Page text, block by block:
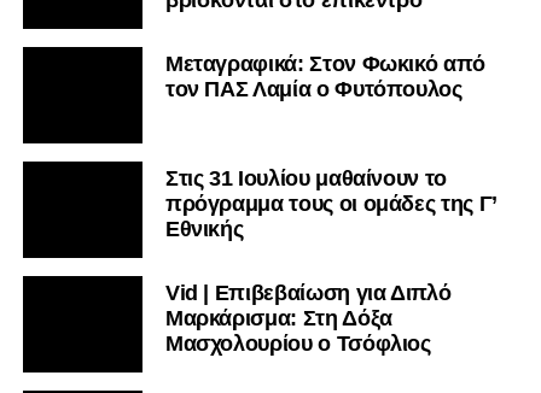
Μεταγραφικά: Στον Φωκικό από
τον ΠΑΣ Λαμία ο Φυτόπουλος
Στις 31 Ιουλίου μαθαίνουν το
πρόγραμμα τους οι ομάδες της Γ’
Εθνικής
Vid | Επιβεβαίωση για Διπλό
Μαρκάρισμα: Στη Δόξα
Μασχολουρίου ο Τσόφλιος